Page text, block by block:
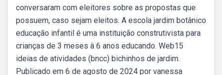
conversaram com eleitores sobre as propostas que
possuem, caso sejam eleitos. A escola jardim botânico
educação infantil é uma instituição construtivista para
crianças de 3 meses à 6 anos educando. Web15
ideias de atividades (bncc) bichinhos de jardim.
Publicado em 6 de agosto de 2024 por vanessa